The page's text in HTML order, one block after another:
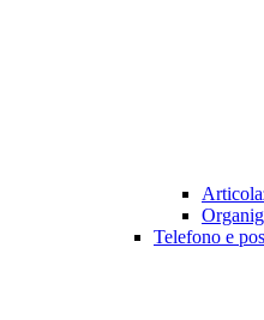
Telefono e